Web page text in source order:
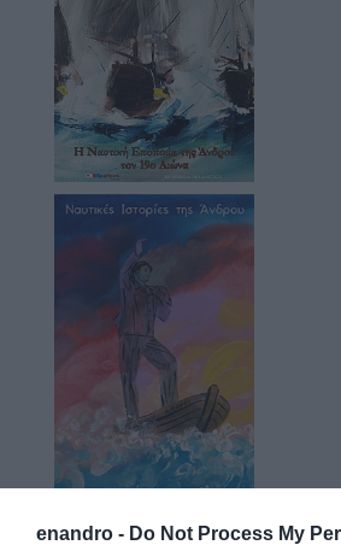
enandro - Do Not Process My